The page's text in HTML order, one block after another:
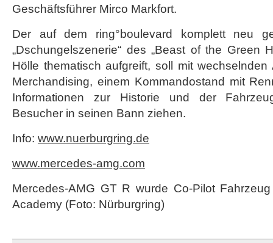
Geschäftsführer Mirco Markfort.
Der auf dem ring°boulevard komplett neu
„Dschungelszenerie“ des „Beast of the Green
Hölle thematisch aufgreift, soll mit wechselnden
Merchandising, einem Kommandostand mit
Informationen zur Historie und der
Besucher in seinen Bann ziehen.
Info: www.nuerburgring.de
www.mercedes-amg.com
Mercedes-AMG GT R wurde Co-Pilot
Academy (Foto: Nürburgring)